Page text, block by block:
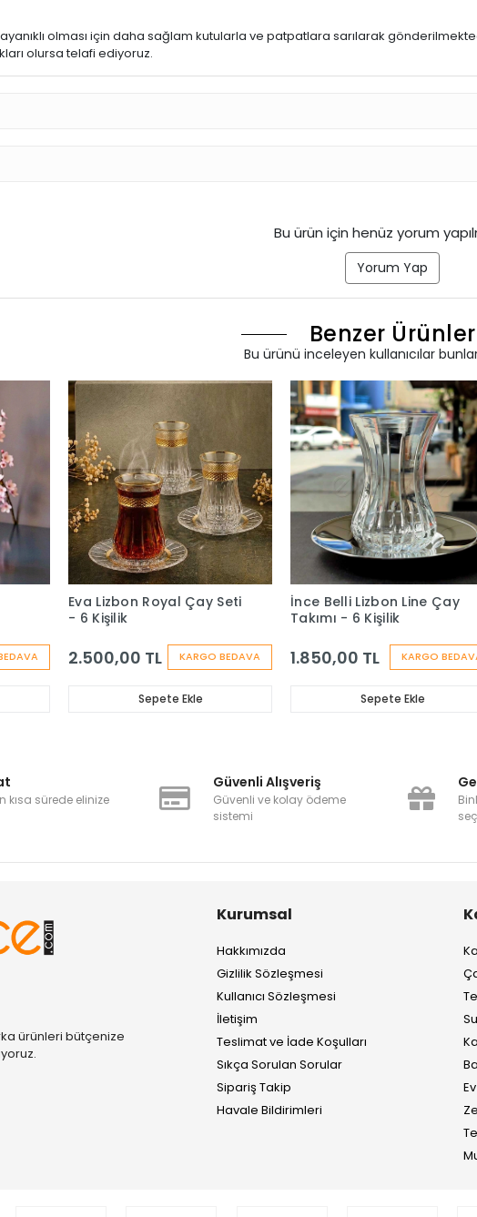
olması için daha sağlam kutularla ve patpatlara sarılarak
olursa telafi ediyoruz.
Bu ürün için henüz yorum
Yorum Yap
Benzer Ürünler
Bu ürünü inceleyen kullanıcılar
KARGO BEDAVA
Eva Lizbon Royal Çay Seti
- 6 Kişilik
2.500,00 TL
Sepete Ekle
KARGO
İnce Belli Lizbon Line Çay
Takımı - 6 Kişilik
1.850,00 TL
Sepete Ekle
kısa sürede elinize
Güvenli Alışveriş
Güvenli ve kolay ödeme
sistemi
ürünleri bütçenize
Kurumsal
Hakkımızda
Gizlilik Sözleşmesi
Kullanıcı Sözleşmesi
İletişim
Teslimat ve İade Koşulları
Sıkça Sorulan Sorular
Sipariş Takip
Havale Bildirimleri